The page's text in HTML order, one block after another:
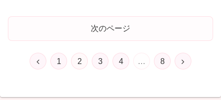
次のページ
前
1 2 3 4 … 8
次